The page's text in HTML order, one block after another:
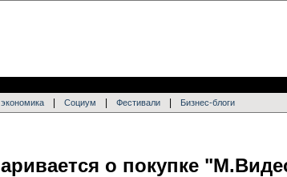
Социум Фестивали Бизнес-блоги
о покупке